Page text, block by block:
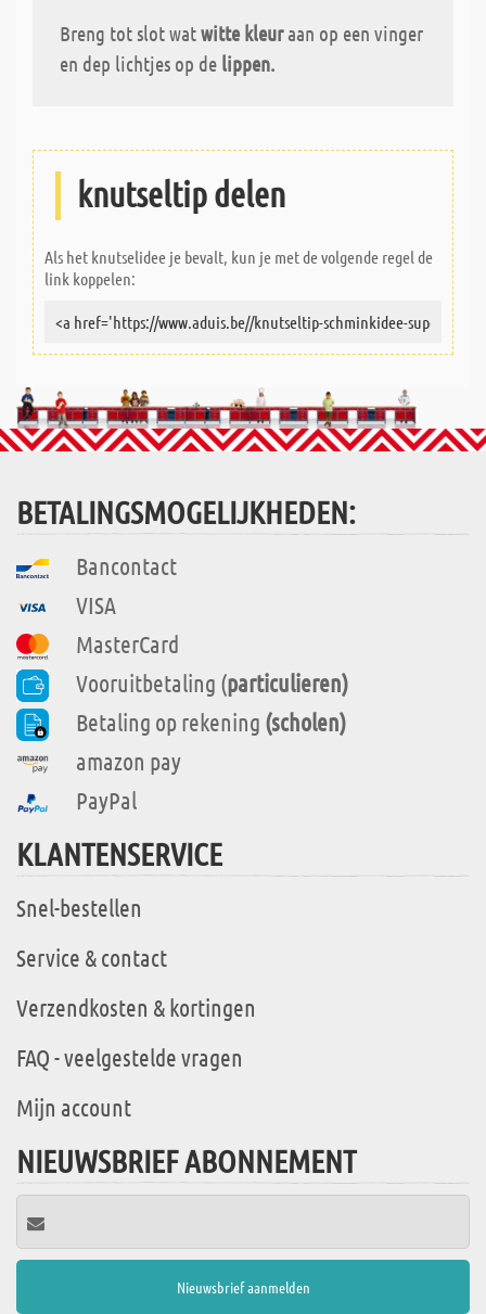
Breng tot slot watwitte kleuraan op een vinger
en dep lichtjes op de lippen.
knutseltip delen
Als het knutselidee je bevalt, kun je met de volgende regel de
link koppelen:
BETALINGSMOGELIJKHEDEN:
Bancontact
VISA
MasterCard
Vooruitbetaling (particulieren)
Betaling op rekening (scholen)
amazon pay
PayPal
KLANTENSERVICE
Snel-bestellen
Service & contact
Verzendkosten & kortingen
FAQ - veelgestelde vragen
Mijn account
NIEUWSBRIEF ABONNEMENT